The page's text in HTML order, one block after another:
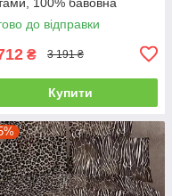
до відправки
₴ 3 191 ₴
Купити